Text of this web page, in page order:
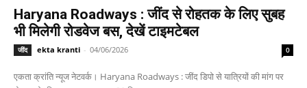
Haryana Roadways : जींद से रोहतक के लिए सुबह
भी मिलेगी रोडवेज बस, देखें टाइमटेबल
जींद ekta kranti - 04/06/2026 0
एकता क्रांति न्यूज नेटवर्क। Haryana Roadways : जींद डिपो से यात्रियों की मांग पर